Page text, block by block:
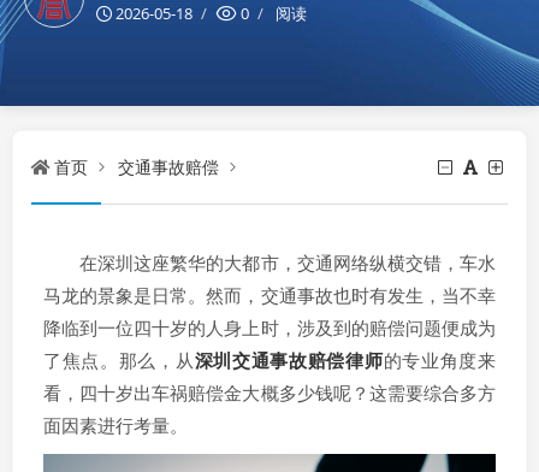
2026-05-18
0 阅读
首页 交通事故赔偿
在深圳这座繁华的大都市，交通网络纵横交错，车水
马龙的景象是日常。然而，交通事故也时有发生，当不幸
降临到一位四十岁的人身上时，涉及到的赔偿问题便成为
了焦点。那么，从深圳交通事故赔偿律师的专业角度来
看，四十岁出车祸赔偿金大概多少钱呢？这需要综合多方
面因素进行考量。